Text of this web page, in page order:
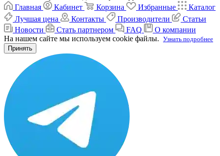
Главная
Кабинет Корзина Избранные
Каталог
Лучшая цена
Контакты Производители
Статьи
Новости
Стать партнером FAQ
О компании
На нашем сайте мы используем cookie файлы. Узнать подробнее
Принять